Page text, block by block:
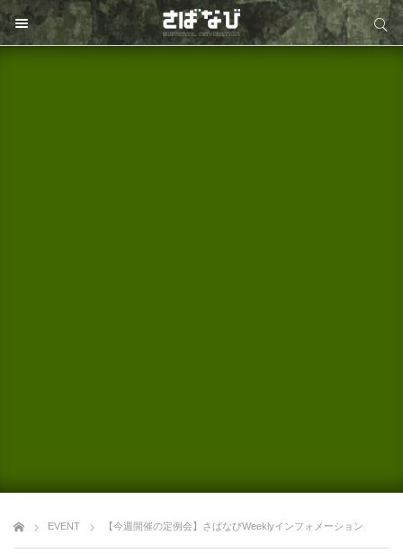
サイト内検索
EVENT 【今週開催の定例会】さばなびWeeklyインフォメーション